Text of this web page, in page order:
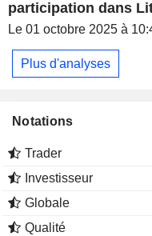
participation dans
Le 01 octobre 2025 à
Plus d'analyses
Notations
Trader
Investisseur
Globale
Qualité